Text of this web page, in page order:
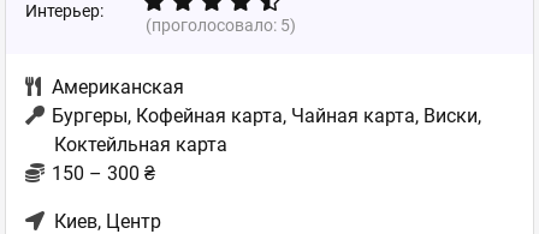
Интерьер:
(проголосовало: 5)
Американская
Бургеры, Кофейная карта, Чайная карта, Виски,
Коктейльная карта
150 – 300 ₴
Киев, Центр